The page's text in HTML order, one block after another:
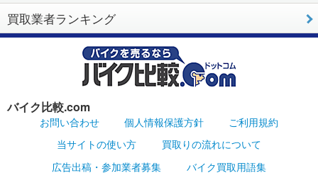
買取業者ランキング
バイク比較.com
お問い合わせ 個人情報保護方針
ご利用規約
当サイトの使い方
買取りの流れについて
広告出稿・参加業者募集
バイク買取用語集